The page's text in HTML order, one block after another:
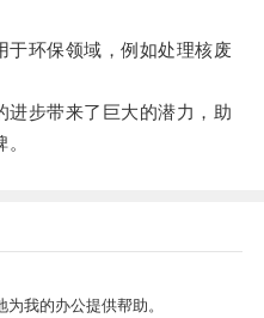
环保领域，例如处理核废
步带来了巨大的潜力，助
我的办公提供帮助。